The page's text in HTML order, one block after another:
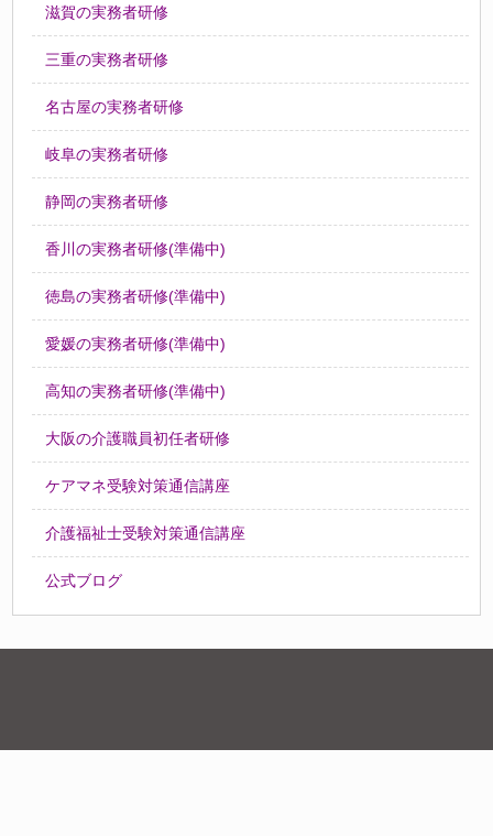
滋賀の実務者研修
三重の実務者研修
名古屋の実務者研修
岐阜の実務者研修
静岡の実務者研修
香川の実務者研修(準備中)
徳島の実務者研修(準備中)
愛媛の実務者研修(準備中)
高知の実務者研修(準備中)
大阪の介護職員初任者研修
ケアマネ受験対策通信講座
介護福祉士受験対策通信講座
公式ブログ